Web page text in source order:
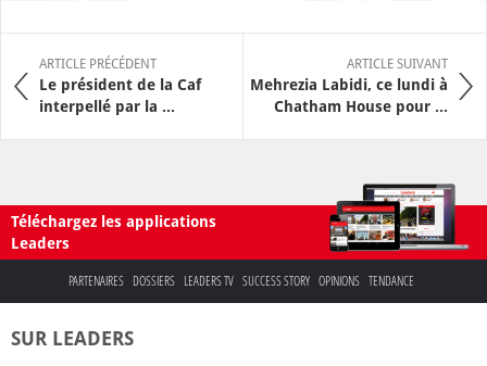
ARTICLE PRÉCÉDENT
Le président de la Caf
interpellé par la ...
ARTICLE SUIVANT
Mehrezia Labidi, ce lundi à
Chatham House pour ...
Téléchargez les applications
Leaders
PARTENAIRES DOSSIERS LEADERS TV SUCCESS STORY OPINIONS TENDANCE
SUR LEADERS